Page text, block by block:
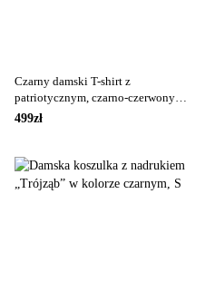
Czarny damski T-shirt z
patriotycznym, czarno-czerwonym
haftowanym nadrukiem
499zł